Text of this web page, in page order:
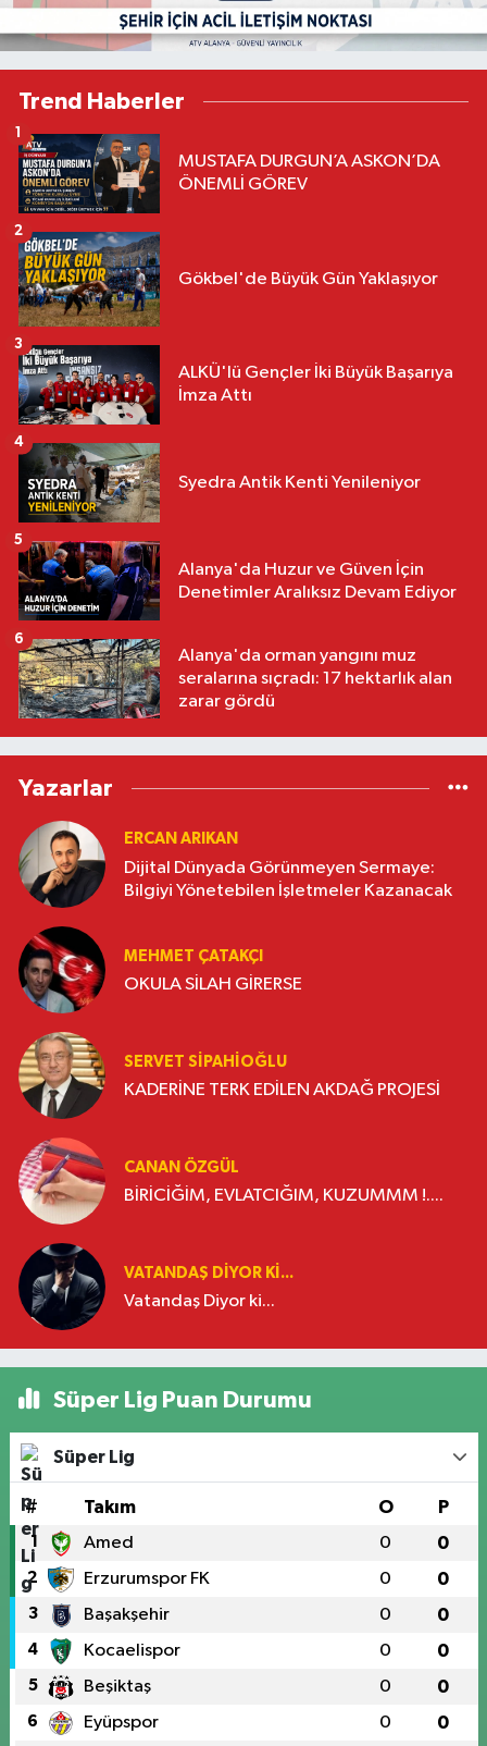
Trend Haberler
MUSTAFA DURGUN’A ASKON’DA
ÖNEMLİ GÖREV
1
Gökbel'de Büyük Gün Yaklaşıyor
2
ALKÜ'lü Gençler İki Büyük Başarıya
İmza Attı
3
Syedra Antik Kenti Yenileniyor
4
Alanya'da Huzur ve Güven İçin
Denetimler Aralıksız Devam Ediyor
5
Alanya'da orman yangını muz
seralarına sıçradı: 17 hektarlık alan
zarar gördü
6
Yazarlar
ERCAN ARIKAN
Dijital Dünyada Görünmeyen Sermaye:
Bilgiyi Yönetebilen İşletmeler Kazanacak
MEHMET ÇATAKÇI
OKULA SİLAH GİRERSE
SERVET SİPAHİOĞLU
KADERİNE TERK EDİLEN AKDAĞ PROJESİ
CANAN ÖZGÜL
BİRİCİĞİM, EVLATCIĞIM, KUZUMMM !....
VATANDAŞ DIYOR KI...
Vatandaş Diyor ki...
Süper Lig Puan Durumu
Süper Lig
# Takım O P
1 Amed 0 0
2 Erzurumspor FK 0 0
3 Başakşehir 0 0
4 Kocaelispor 0 0
5 Beşiktaş 0 0
6 Eyüpspor 0 0